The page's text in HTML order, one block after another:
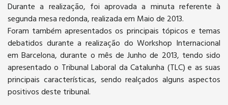
Durante a realização, foi aprovada a minuta referente à
segunda mesa redonda, realizada em Maio de 2013.
Foram também apresentados os principais tópicos e temas
debatidos durante a realização do Workshop Internacional
em Barcelona, durante o mês de Junho de 2013, tendo sido
apresentado o Tribunal Laboral da Catalunha (TLC) e as suas
principais características, sendo realçados alguns aspectos
positivos deste tribunal.